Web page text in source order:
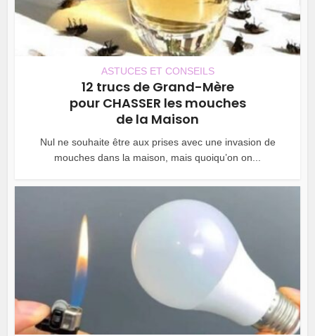
ASTUCES ET CONSEILS
12 trucs de Grand-Mère
pour CHASSER les mouches
de la Maison
Nul ne souhaite être aux prises avec une invasion de
mouches dans la maison, mais quoiqu’on on...